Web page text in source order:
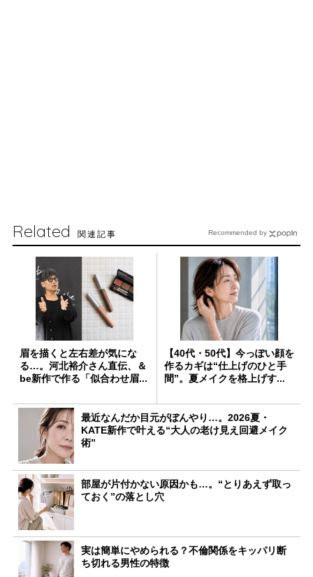
Related 関連記事
眉を描くと左右差が気にな
る…。河北裕介さん直伝、＆
be新作で作る「似合わせ眉...
【40代・50代】今っぽい顔を
作るカギは“仕上げのひと手
間”。夏メイクを格上げす...
最近なんだか目元がぼんやり…。2026夏・
KATE新作で叶える“大人の老け見え回避メイク
術”
部屋が片付かない原因かも…。“とりあえず取っ
ておく”の落とし穴
実は簡単にやめられる？不倫関係をキッパリ断
ち切れる男性の特徴
Recommended by